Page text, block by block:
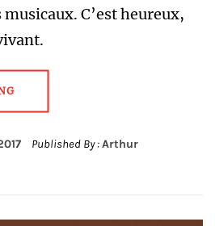
C’est heureux,
Published By :Arthur